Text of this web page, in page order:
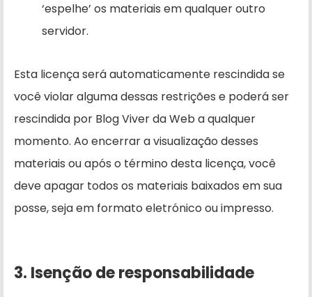
‘espelhe’ os materiais em qualquer outro
servidor.
Esta licença será automaticamente rescindida se
você violar alguma dessas restrições e poderá ser
rescindida por Blog Viver da Web a qualquer
momento. Ao encerrar a visualização desses
materiais ou após o término desta licença, você
deve apagar todos os materiais baixados em sua
posse, seja em formato eletrónico ou impresso.
3. Isenção de responsabilidade